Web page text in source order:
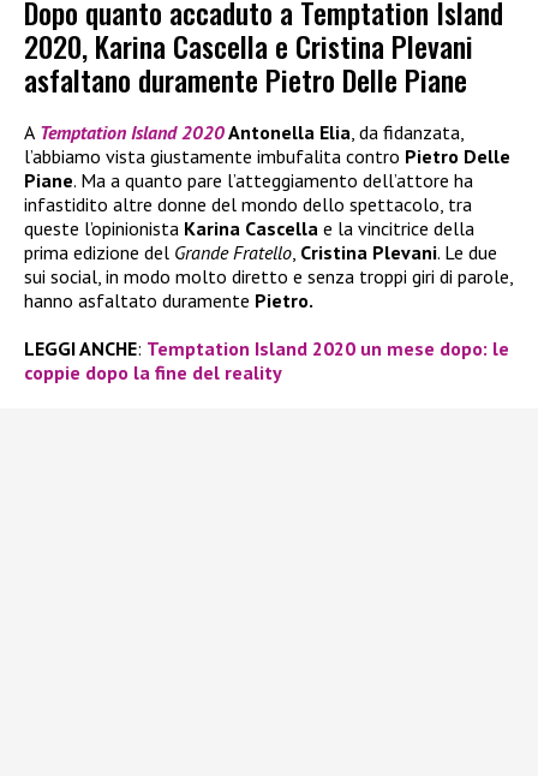
Dopo quanto accaduto a Temptation Island
2020, Karina Cascella e Cristina Plevani
asfaltano duramente Pietro Delle Piane
A Temptation Island 2020Antonella Elia, da fidanzata,
l’abbiamo vista giustamente imbufalita contro Pietro Delle
Piane. Ma a quanto pare l’atteggiamento dell’attore ha
infastidito altre donne del mondo dello spettacolo, tra
queste l’opinionista Karina Cascella e la vincitrice della
prima edizione del Grande Fratello, Cristina Plevani. Le due
sui social, in modo molto diretto e senza troppi giri di parole,
hanno asfaltato duramente Pietro.
LEGGI ANCHE: Temptation Island 2020 un mese dopo: le
coppie dopo la fine del reality